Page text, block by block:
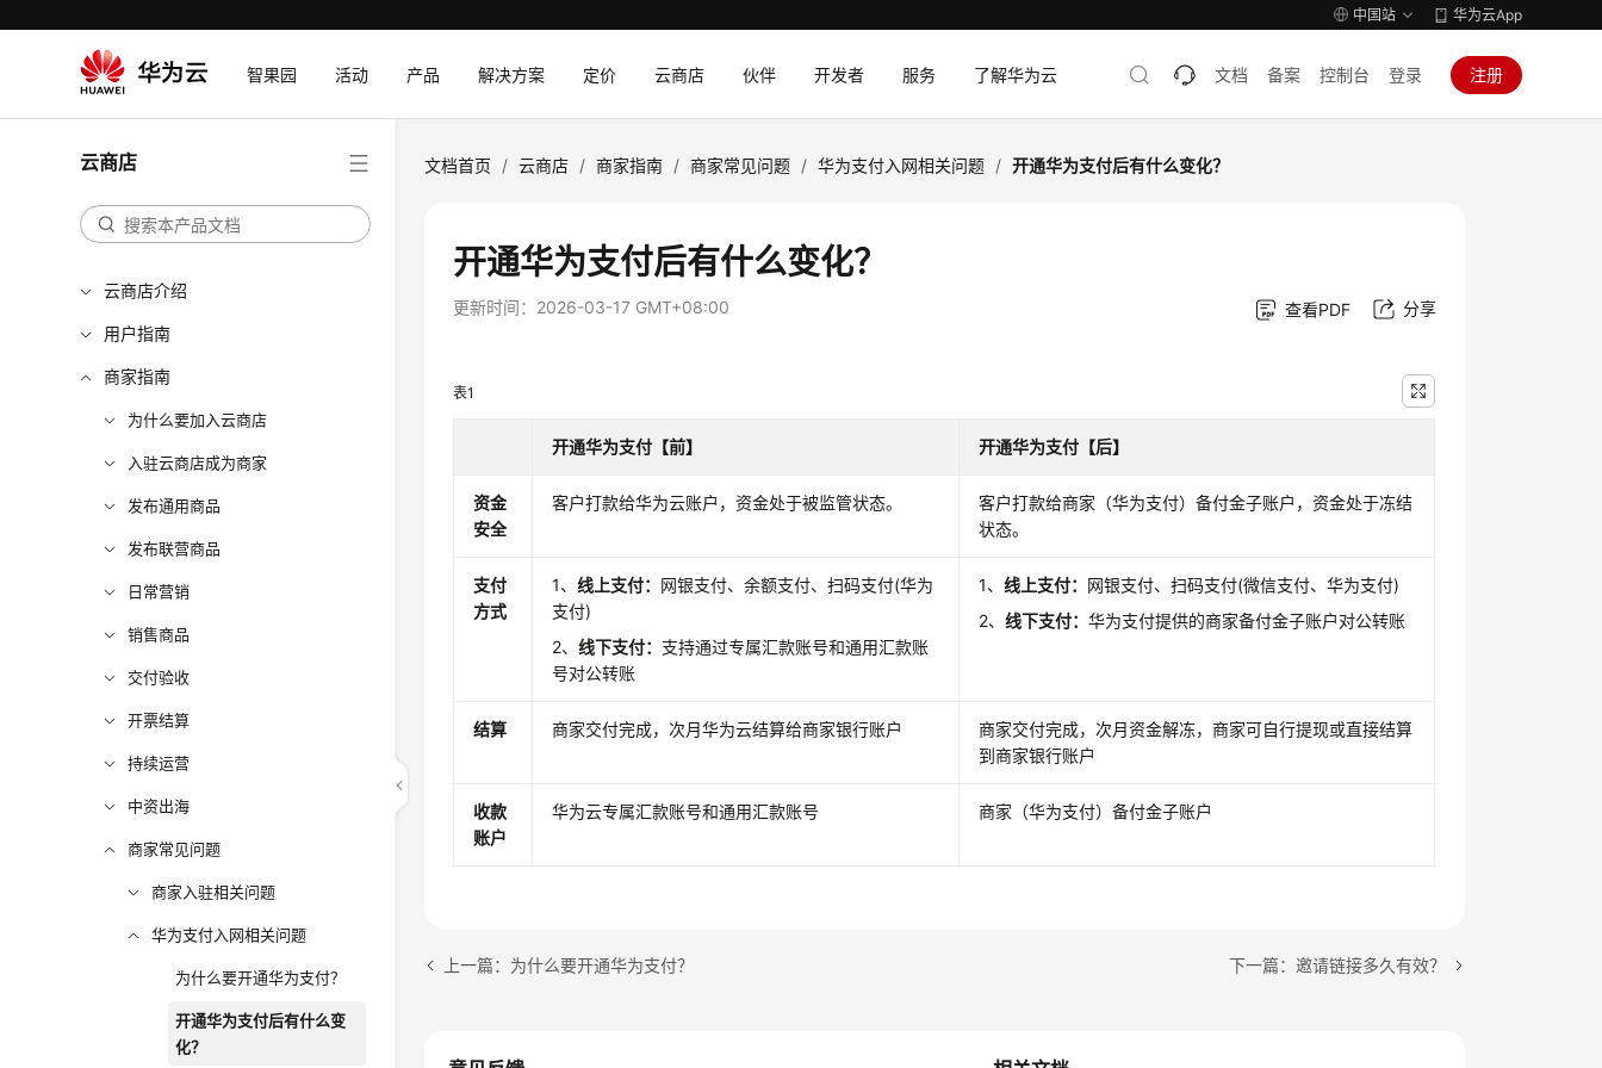
中国站 华为云App
智果园 活动 产品 解决方案 定价 云商店 伙伴 开发者 服务 了解华为云 文档 备案 控制台 登录 注册
云商店
云商店介绍
用户指南
商家指南
为什么要加入云商店
入驻云商店成为商家
发布通用商品
发布联营商品
日常营销
销售商品
交付验收
开票结算
持续运营
中资出海
商家常见问题
商家入驻相关问题
华为支付入网相关问题
为什么要开通华为支付？
开通华为支付后有什么变
化？
文档首页 / 云商店 / 商家指南 / 商家常见问题 / 华为支付入网相关问题 / 开通华为支付后有什么变化？
开通华为支付后有什么变化？
更新时间： 2026-03-17 GMT+08:00 查看PDF 分享
表1
开通华为支付【前】 开通华为支付【后】
资金
安全
客户打款给华为云账户，资金处于被监管状态。
客户打款给商家（华为支付）备付金子账户，资金处于冻结
状态。
支付
方式
1、线上支付： 网银支付、余额支付、扫码支付(华为
支付)
2、线下支付： 支持通过专属汇款账号和通用汇款账
号对公转账
1、线上支付： 网银支付、扫码支付(微信支付、华为支付)
2、线下支付：华为支付提供的商家备付金子账户对公转账
结算 商家交付完成，次月华为云结算给商家银行账户
商家交付完成，次月资金解冻，商家可自行提现或直接结算
到商家银行账户
收款
账户
华为云专属汇款账号和通用汇款账号 商家（华为支付）备付金子账户
上一篇：为什么要开通华为支付？ 下一篇：邀请链接多久有效？